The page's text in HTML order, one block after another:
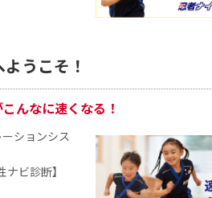
うこそ！
んなに速くなる！
ションシス
ビ診断】